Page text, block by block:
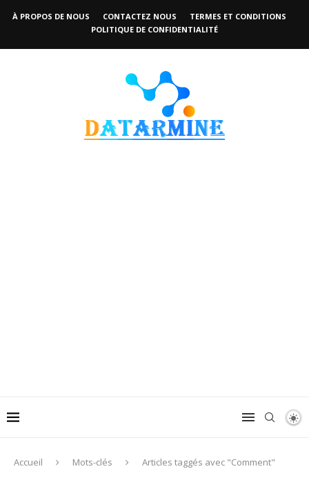
À PROPOS DE NOUS CONTACTEZ NOUS
TERMES ET CONDITIONS
POLITIQUE DE CONFIDENTIALITÉ
Accueil Mots-clés Articles taggés avec "Comment"